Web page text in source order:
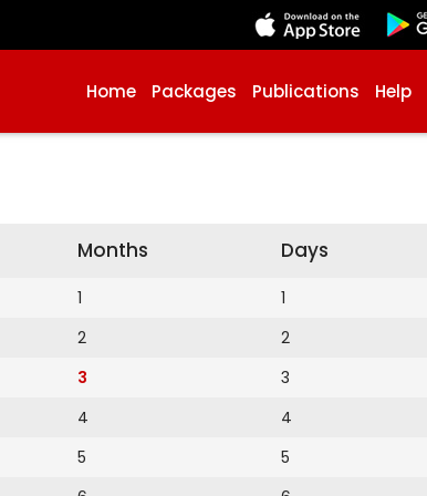
Home Packages Publications Help
Months
1
2
3
4
5
Days
1
2
3
4
5